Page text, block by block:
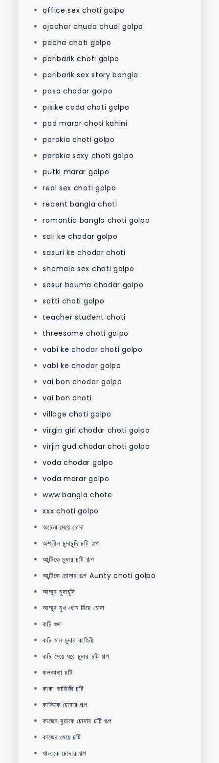
office sex choti golpo
ojachar chuda chudi golpo
pacha choti golpo
paribarik choti golpo
paribarik sex story bangla
pasa chodar golpo
pisike coda choti golpo
pod marar choti kahini
porokia choti golpo
porokia sexy choti golpo
putki marar golpo
real sex choti golpo
recent bangla choti
romantic bangla choti golpo
sali ke chodar golpo
sasuri ke chodar choti
shemale sex choti golpo
sosur bouma chodar golpo
sotti choti golpo
teacher student choti
threesome choti golpo
vabi ke chodar choti golpo
vabi ke chodar golpo
vai bon chodar golpo
vai bon choti
village choti golpo
virgin girl chodar choti golpo
virjin gud chodar choti golpo
voda chodar golpo
voda marar golpo
www bangla chote
xxx choti golpo
অচেনা মেয়ে চোদা
অশ্লীল চুদাচুদি চটি গল্প
আন্টিকে চুদার চটি গল্প
আন্টিকে চোদার গল্প Aunty choti golpo
আম্মুর চুদাচুদি
আম্মুর মুখ ধোন দিয়ে চোদা
কচি গুদ
কচি মাল চুদার কাহিনী
কচি মেয়ে ধরে চুদার চটি গল্প
কলকাতা চটি
কাকা ভাতিজী চটি
কাকিকে চোদার গল্প
কাজের বুয়াকে চোদার চটি গল্প
কাজের মেয়ে চটি
খালাকে চোদার গল্প